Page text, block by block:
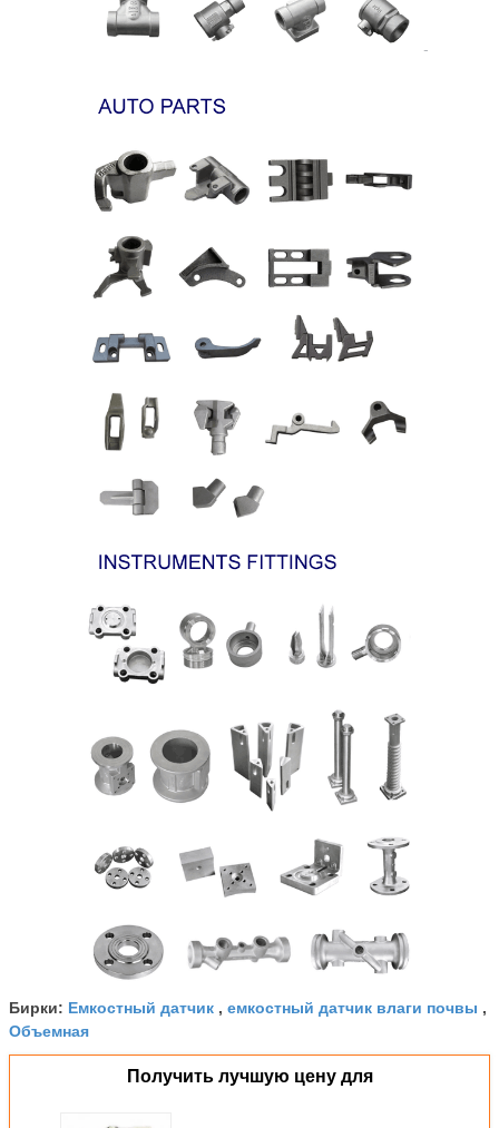
Бирки: Емкостный датчик , емкостный датчик влаги почвы ,
Объемная
Получить лучшую цену для